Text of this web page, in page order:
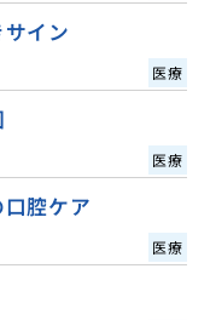
イン
医療
医療
腔ケア
医療